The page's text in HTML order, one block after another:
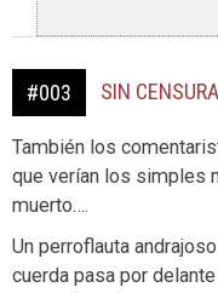
#003 SIN CENSURA
También los
que verían los simples
muerto….
Un perroflauta
cuerda pasa por